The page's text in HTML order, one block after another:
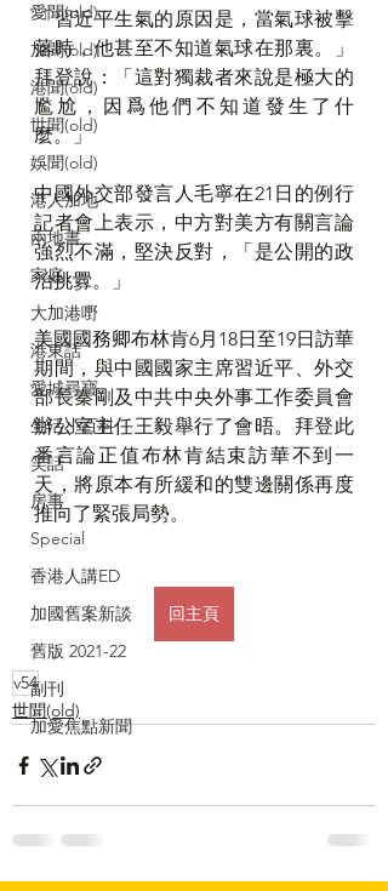
愛聞(old)
加聞(old)
港聞(old)
世聞(old)
娛聞(old)
港人加地
兩地書
家庭
大加港嘢
港東話
愛城尋寶
生活小百科
笑話
房事
Special
香港人講ED
加國舊案新談
舊版 2021-22
副刊
加愛焦點新聞
「習近平生氣的原因是，當氣球被擊
落時，他甚至不知道氣球在那裏。」
拜登說：「這對獨裁者來說是極大的
尷尬，因爲他們不知道發生了什
麼。」
中國外交部發言人毛寧在21日的例行
記者會上表示，中方對美方有關言論
強烈不滿，堅決反對，「是公開的政
治挑釁。」
美國國務卿布林肯6月18日至19日訪華
期間，與中國國家主席習近平、外交
部長秦剛及中共中央外事工作委員會
辦公室主任王毅舉行了會晤。拜登此
番言論正值布林肯結束訪華不到一
天，將原本有所緩和的雙邊關係再度
推向了緊張局勢。
回主頁
v54
世聞(old)